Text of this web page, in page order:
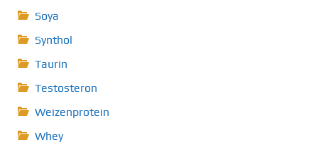
Soya
Synthol
Taurin
Testosteron
Weizenprotein
Whey